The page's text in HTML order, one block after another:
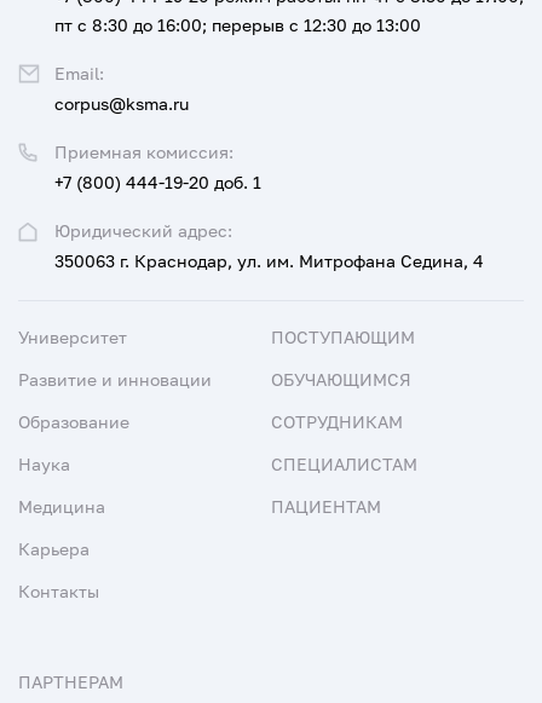
Юридический адрес:
350063 г. Краснодар, ул. им. Митрофана Седина, 4
Приемная комиссия:
+7 (800) 444-19-20 доб. 1
пт с 8:30 до 16:00; перерыв с 12:30 до 13:00
Email:
corpus@ksma.ru
Университет
Развитие и инновации
Образование
Наука
Медицина
Карьера
Контакты
ПОСТУПАЮЩИМ
ОБУЧАЮЩИМСЯ
СОТРУДНИКАМ
СПЕЦИАЛИСТАМ
ПАЦИЕНТАМ
ПАРТНЕРАМ